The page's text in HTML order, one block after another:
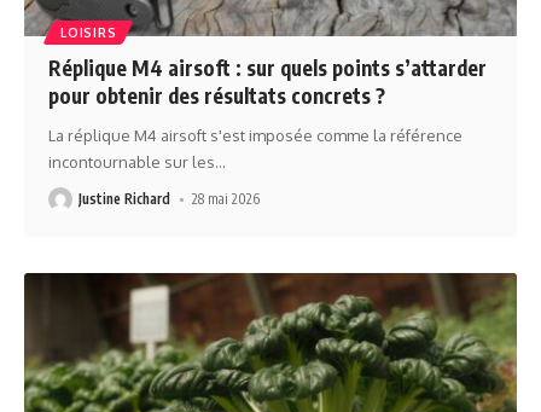
LOISIRS
Réplique M4 airsoft : sur quels points s’attarder
pour obtenir des résultats concrets ?
La réplique M4 airsoft s'est imposée comme la référence
incontournable sur les…
Justine Richard 28 mai 2026